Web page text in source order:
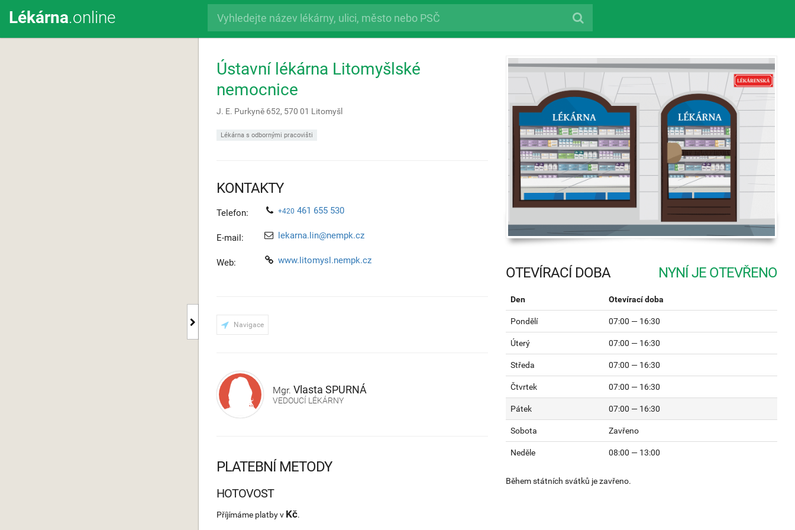
Lékárna.online
Ústavní lékárna Litomyšlské
nemocnice
J. E. Purkyně 652, 570 01 Litomyšl
Lékárna s odbornými pracovišti
KONTAKTY
Telefon: +420 461 655 530
E-mail: lekarna.lin@nempk.cz
Web: www.litomysl.nempk.cz
Navigace
Mgr. Vlasta SPURNÁ
VEDOUCÍ LÉKÁRNY
OTEVÍRACÍ DOBA
Den Otevírací doba
Pondělí 07:00 — 16:30
Úterý 07:00 — 16:30
Středa 07:00 — 16:30
Čtvrtek 07:00 — 16:30
Pátek 07:00 — 16:30
Sobota Zavřeno
Neděle 08:00 — 13:00
Během státních svátků je zavřeno.
PLATEBNÍ METODY
HOTOVOST
Příjímáme platby v Kč.